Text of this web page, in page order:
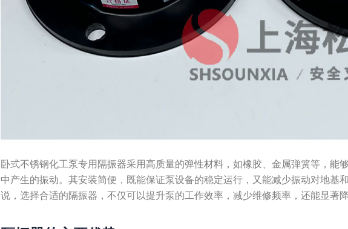
卧式不锈钢化工泵专用隔振器采用高质量的弹性材料，如橡胶、金属弹簧等，能
中产生的振动。其安装简便，既能保证泵设备的稳定运行，又能减少振动对地基
说，选择合适的隔振器，不仅可以提升泵的工作效率，减少维修频率，还能显著降